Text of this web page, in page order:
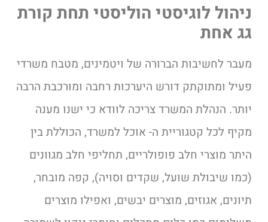
ניהול לוגיסטי הוליסטי תחת קורת
גג אחת
מעבר לחשיבות הברורה של ויטמינים, מטבח משרדי
פעיל ומתוקתק דורש היערכות רחבה ומורכבת הרבה
יותר. הנהלת המשרד צריכה לוודא כי ישנו מענה
מקיף לכל קטגוריית ה- אוכל למשרד, הכוללת בין
היתר מוצרי חלב פופולריים, תחליפי חלב מגוונים
(כמו שיבולת שועל, שקדים וסויה), קפה מובחר,
תיונים, אגוזים, מוצרים יבשים, ואפילו מוצרים